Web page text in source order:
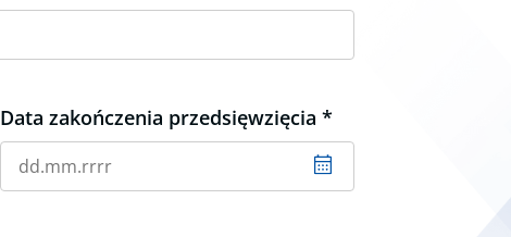
Data zakończenia przedsięwzięcia